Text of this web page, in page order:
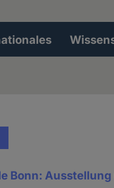
Bonn: